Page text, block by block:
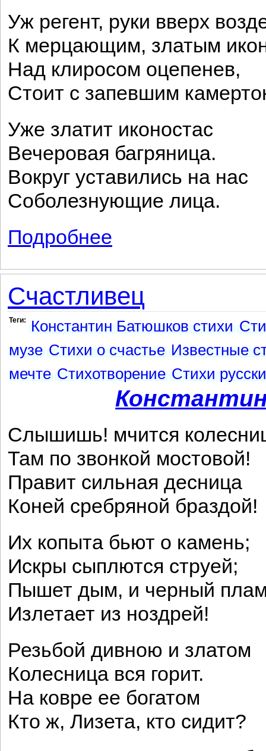
Уж регент, руки вверх
К мерцающим, златым
Над клиросом оцепенев,
Стоит с запевшим
Уже златит иконостас
Вечеровая багряница.
Вокруг уставились на нас
Соболезнующие лица.
Подробнее
Счастливец
Теги: Константин Батюшков стихи
музе Стихи о счастье Известные
мечте Стихотворение Стихи
Слышишь! мчится
Там по звонкой мостовой!
Правит сильная десница
Коней сребряной браздой!
Их копыта бьют о камень;
Искры сыплются струей;
Пышет дым, и черный
Излетает из ноздрей!
Резьбой дивною и златом
Колесница вся горит.
На ковре ее богатом
Кто ж, Лизета, кто сидит?